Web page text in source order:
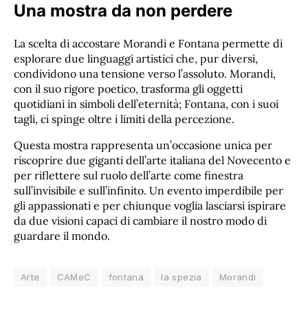
Una mostra da non perdere
La scelta di accostare Morandi e Fontana permette di
esplorare due linguaggi artistici che, pur diversi,
condividono una tensione verso l’assoluto. Morandi,
con il suo rigore poetico, trasforma gli oggetti
quotidiani in simboli dell’eternità; Fontana, con i suoi
tagli, ci spinge oltre i limiti della percezione.
Questa mostra rappresenta un’occasione unica per
riscoprire due giganti dell’arte italiana del Novecento e
per riflettere sul ruolo dell’arte come finestra
sull’invisibile e sull’infinito. Un evento imperdibile per
gli appassionati e per chiunque voglia lasciarsi ispirare
da due visioni capaci di cambiare il nostro modo di
guardare il mondo.
Arte CAMeC fontana la spezia Morandi